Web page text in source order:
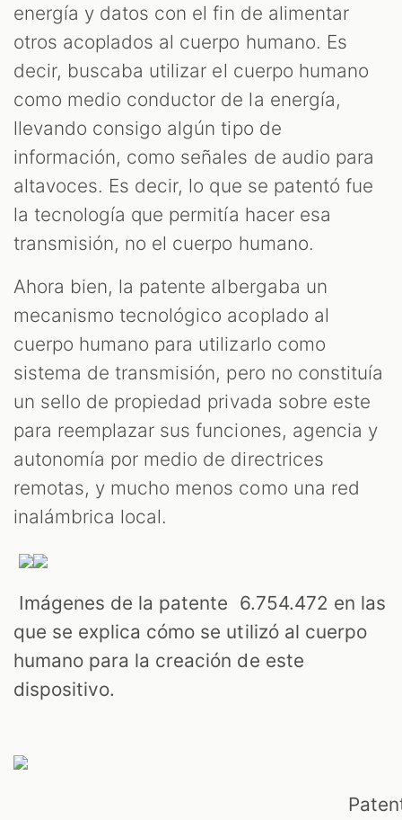
energía y datos con el fin de alimentar
otros acoplados al cuerpo humano. Es
decir, buscaba utilizar el cuerpo humano
como medio conductor de la energía,
llevando consigo algún tipo de
información, como señales de audio para
altavoces. Es decir, lo que se patentó fue
la tecnología que permitía hacer esa
transmisión, no el cuerpo humano.
Ahora bien, la patente albergaba un
mecanismo tecnológico acoplado al
cuerpo humano para utilizarlo como
sistema de transmisión, pero no constituía
un sello de propiedad privada sobre este
para reemplazar sus funciones, agencia y
autonomía por medio de directrices
remotas, y mucho menos como una red
inalámbrica local.
Imágenes de la patente 6.754.472 en las
que se explica cómo se utilizó al cuerpo
humano para la creación de este
dispositivo.